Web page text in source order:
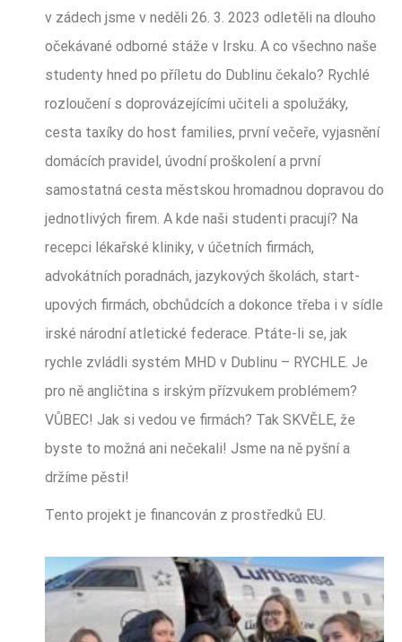
v zádech jsme v neděli 26. 3. 2023 odletěli na dlouho
očekávané odborné stáže v Irsku. A co všechno naše
studenty hned po příletu do Dublinu čekalo? Rychlé
rozloučení s doprovázejícími učiteli a spolužáky,
cesta taxíky do host families, první večeře, vyjasnění
domácích pravidel, úvodní proškolení a první
samostatná cesta městskou hromadnou dopravou do
jednotlivých firem. A kde naši studenti pracují? Na
recepci lékařské kliniky, v účetních firmách,
advokátních poradnách, jazykových školách, start-
upových firmách, obchůdcích a dokonce třeba i v sídle
irské národní atletické federace. Ptáte-li se, jak
rychle zvládli systém MHD v Dublinu – RYCHLE. Je
pro ně angličtina s irským přízvukem problémem?
VŮBEC! Jak si vedou ve firmách? Tak SKVĚLE, že
byste to možná ani nečekali! Jsme na ně pyšní a
držíme pěsti!
Tento projekt je financován z prostředků EU.